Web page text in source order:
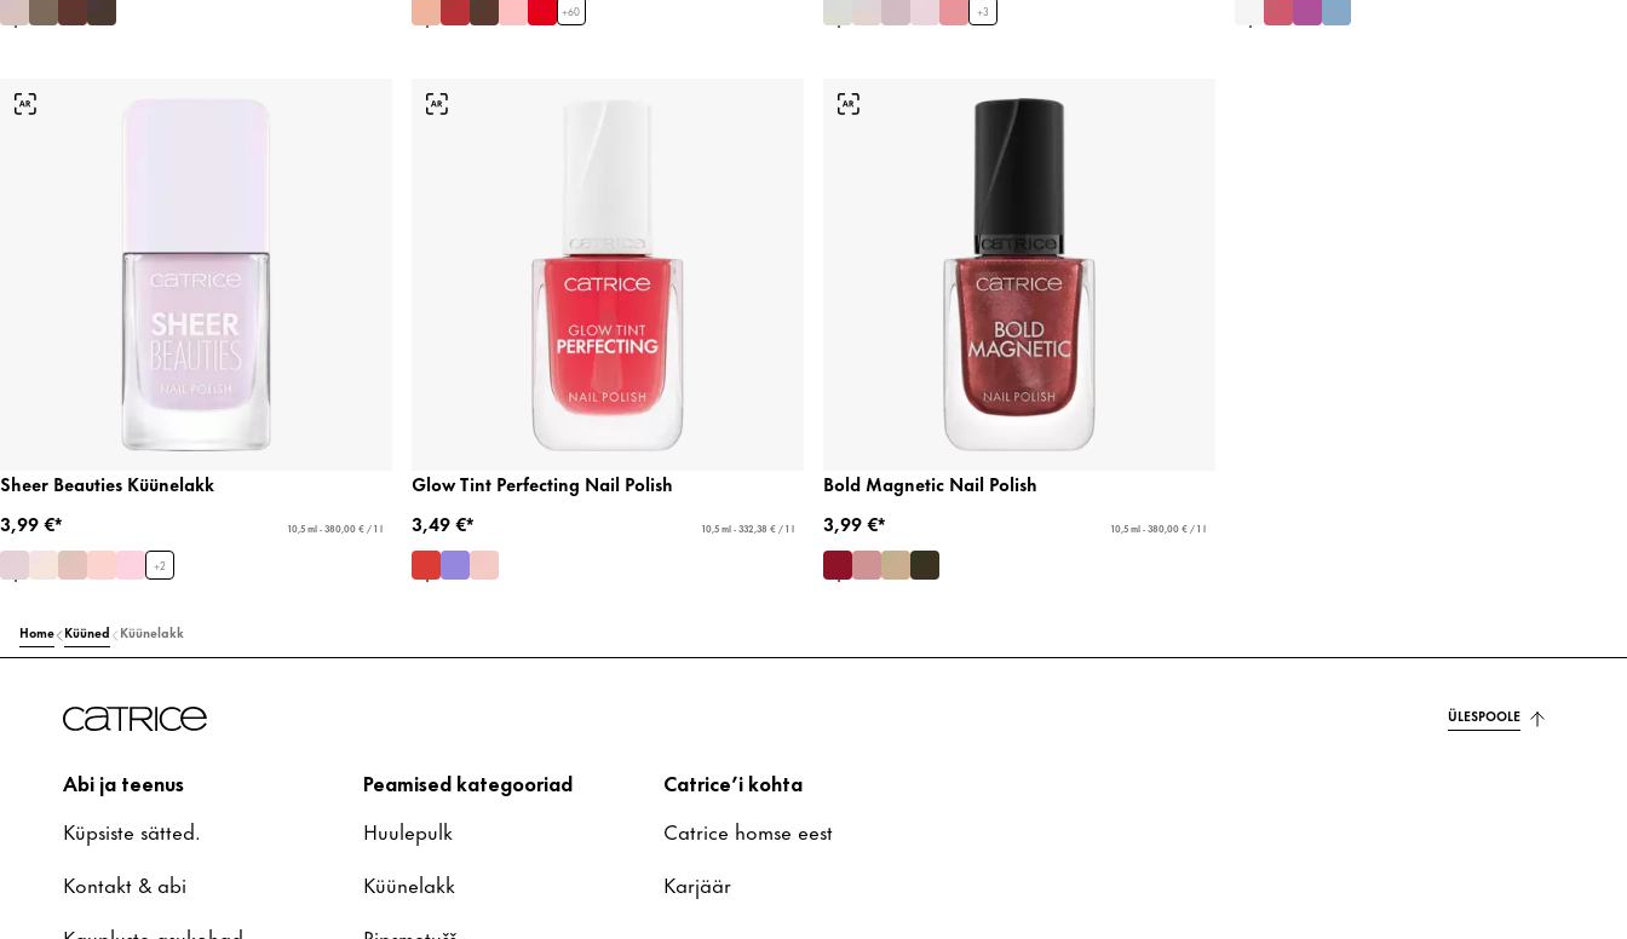
+60 +3
Sheer Beauties Küünelakk
3,99 €*
10,5 ml - 380,00 € / 1 l
+2
Glow Tint Perfecting Nail Polish
3,49 €*
10,5 ml - 332,38 € / 1 l
Bold Magnetic Nail Polish
3,99 €*
10,5 ml - 380,00 € / 1 l
Home Küüned Küünelakk
ÜLESPOOLE
Abi ja teenus
Küpsiste sätted.
Kontakt & abi
Peamised kategooriad
Huulepulk
Küünelakk
Catrice’i kohta
Catrice homse eest
Karjäär